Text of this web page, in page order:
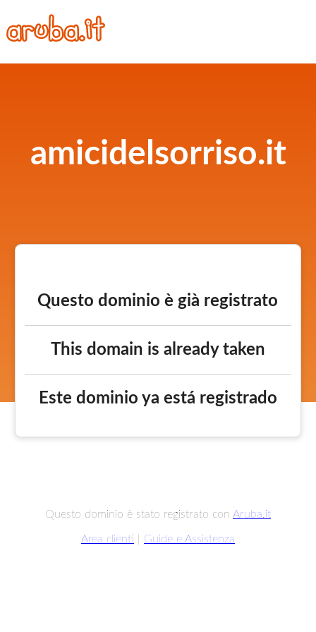
amicidelsorriso.it
Questo dominio è già registrato
This domain is already taken
Este dominio ya está registrado
Questo dominio è stato registrato con Aruba.it
Area clienti Guide e Assistenza